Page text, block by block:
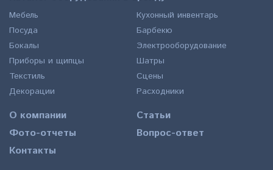
Мебель
Посуда
Бокалы
Приборы и щипцы
Текстиль
Декорации
Кухонный инвентарь
Барбекю
Электрооборудование
Шатры
Сцены
Расходники
О компании
Статьи
Фото-отчеты
Вопрос-ответ
Контакты